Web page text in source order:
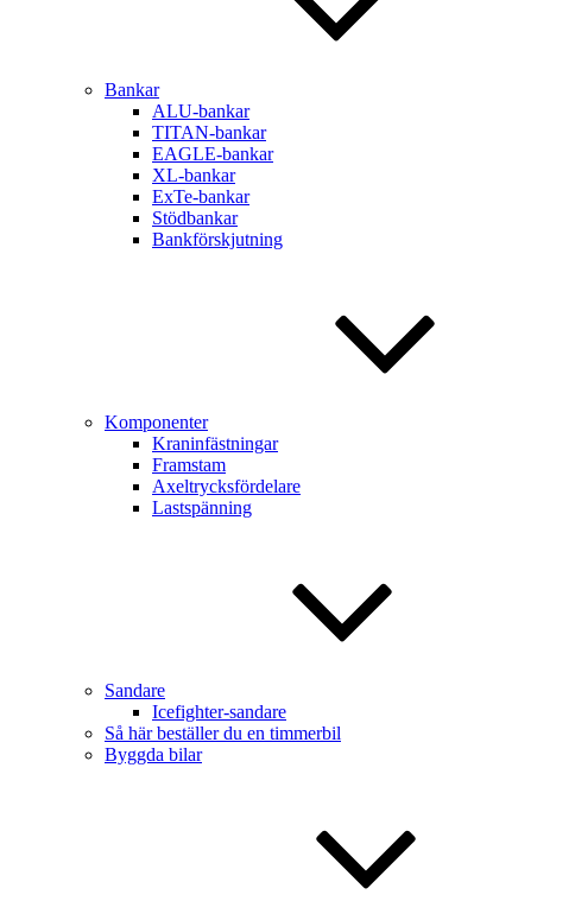
Bankar
ALU-bankar
TITAN-bankar
EAGLE-bankar
XL-bankar
ExTe-bankar
Stödbankar
Bankförskjutning
Komponenter
Kraninfästningar
Framstam
Axeltrycksfördelare
Lastspänning
Sandare
Icefighter-sandare
Så här beställer du en timmerbil
Byggda bilar